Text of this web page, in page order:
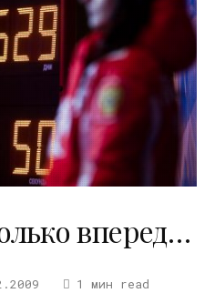
вперед…
1 мин read